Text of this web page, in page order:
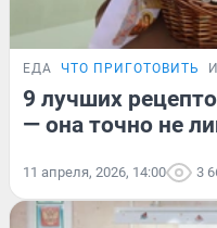
ЕДА ЧТО ПРИГОТОВИТЬ
9 лучших
— она точно не
11 апреля, 2026, 14:00 3